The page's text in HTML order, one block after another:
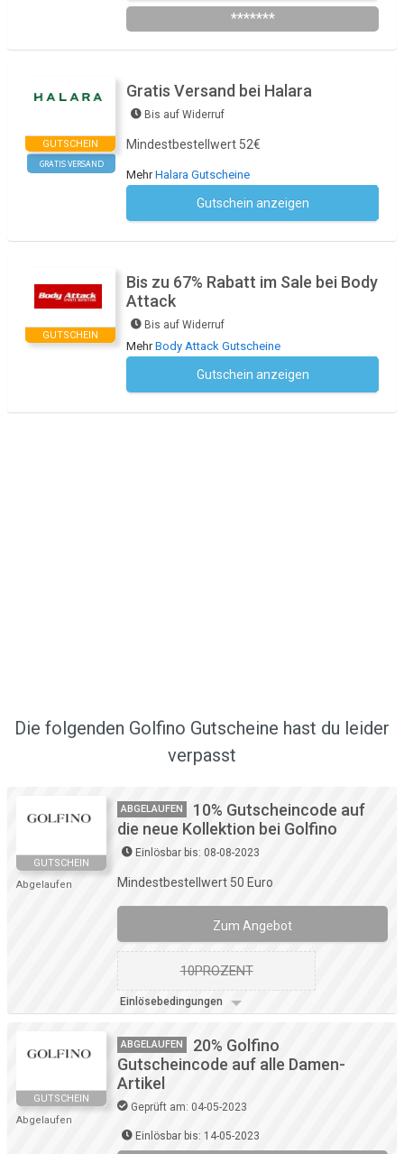
*******
GUTSCHEIN
GRATIS VERSAND
Gratis Versand bei Halara
Bis auf Widerruf
Mindestbestellwert 52€
MehrHalara Gutscheine
Gutschein anzeigen
GUTSCHEIN
Bis zu 67% Rabatt im Sale bei Body
Attack
Bis auf Widerruf
MehrBody Attack Gutscheine
Gutschein anzeigen
Die folgenden Golfino Gutscheine hast du leider
verpasst
GUTSCHEIN
Abgelaufen
ABGELAUFEN
10% Gutscheincode auf
die neue Kollektion bei Golfino
Einlösbar bis: 08-08-2023
Mindestbestellwert 50 Euro
Zum Angebot
10PROZENT
Einlösebedingungen
GUTSCHEIN
Abgelaufen
ABGELAUFEN
20% Golfino
Gutscheincode auf alle Damen-
Artikel
Geprüft am: 04-05-2023
Einlösbar bis: 14-05-2023